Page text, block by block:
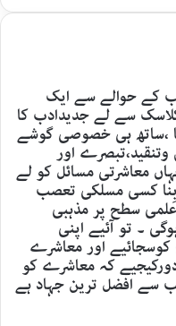
کے حوالے سے ایک
سے لے جدیدادب کا
،ساتھ ہی خصوصی گوشے
اور
معاشرتی مسائل کو لے
کسی مسلکی تعصب
سطح پر مذہبی
۔ تو آئیے اپنی
اور معاشرے
کہ معاشرے کو
سے افضل ترین جہاد ہے